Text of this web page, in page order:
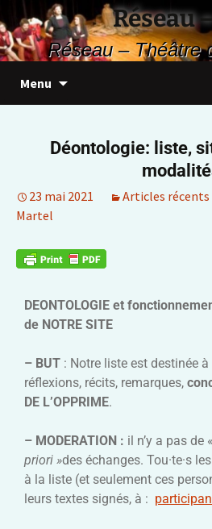
Réseau
Réseau – Théâtre
Menu
Déontologie: liste,
23 mai 2021 Articles récents
Martel
DEONTOLOGIE et
de NOTRE SITE
– BUT : Notre liste est destinée
réflexions, récits, remarques,
DE L’OPPRIME.
– MODERATION : il n’y a pas de «
priori »des échanges. Tou·te·s
à la liste (et seulement ces
leurs textes signés, à :